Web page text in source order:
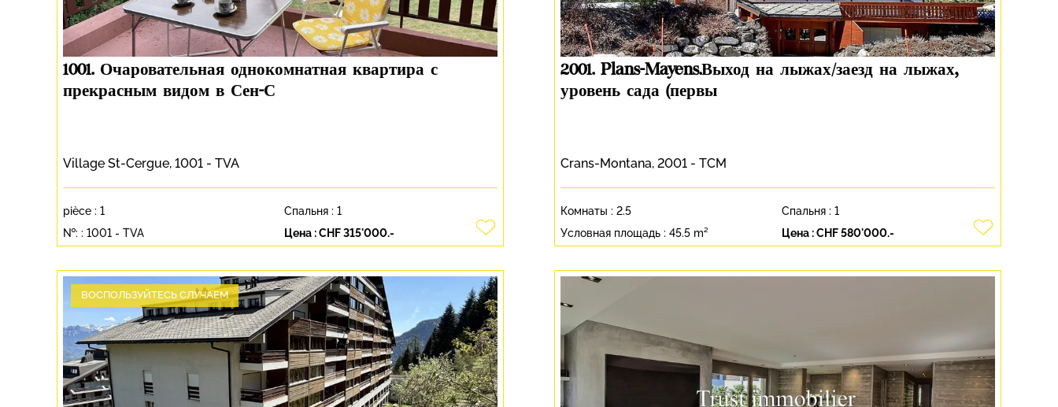
1001. Очаровательная однокомнатная квартира с
прекрасным видом в Сен-С
Village St-Cergue, 1001 - TVA
Цена :CHF 315'000.-
pièce : 1 Спальня : 1
№: : 1001 - TVA
2001. Plans-Mayens.Выход на лыжах/заезд на лыжах,
уровень сада (первы
Crans-Montana, 2001 - TCM
Цена :CHF 580'000.-
Комнаты : 2.5 Спальня : 1
Условная площадь : 45.5 m²
ВОСПОЛЬЗУЙТЕСЬ СЛУЧАЕМ